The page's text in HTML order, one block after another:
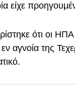
είχε
ότι οι
αγνοία της